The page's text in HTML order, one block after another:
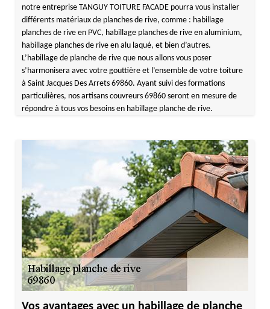
notre entreprise TANGUY TOITURE FACADE pourra vous installer
différents matériaux de planches de rive, comme : habillage
planches de rive en PVC, habillage planches de rive en aluminium,
habillage planches de rive en alu laqué, et bien d’autres.
L’habillage de planche de rive que nous allons vous poser
s’harmonisera avec votre gouttière et l’ensemble de votre toiture
à Saint Jacques Des Arrets 69860. Ayant suivi des formations
particulières, nos artisans couvreurs 69860 seront en mesure de
répondre à tous vos besoins en habillage planche de rive.
Vos avantages avec un habillage de planche